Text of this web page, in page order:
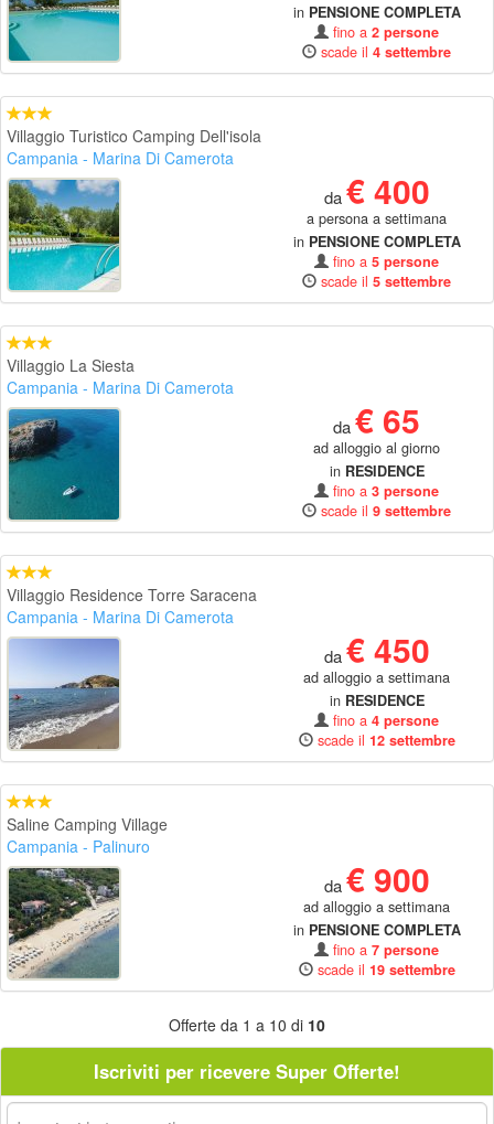
in PENSIONE COMPLETA
fino a 2 persone
scade il 4 settembre
Villaggio Turistico Camping Dell'isola
Campania - Marina Di Camerota
da€ 400
a persona a settimana
in PENSIONE COMPLETA
fino a 5 persone
scade il 5 settembre
Villaggio La Siesta
Campania - Marina Di Camerota
da€ 65
ad alloggio al giorno
in RESIDENCE
fino a 3 persone
scade il 9 settembre
Villaggio Residence Torre Saracena
Campania - Marina Di Camerota
da€ 450
ad alloggio a settimana
in RESIDENCE
fino a 4 persone
scade il 12 settembre
Saline Camping Village
Campania - Palinuro
da€ 900
ad alloggio a settimana
in PENSIONE COMPLETA
fino a 7 persone
scade il 19 settembre
Offerte da 1 a 10 di 10
Iscriviti per ricevere Super Offerte!
La